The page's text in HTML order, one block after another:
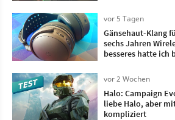
vorbei ist
vor 5 Tagen
Gänsehaut-Klang
sechs Jahren
besseres hatte ich
vor 2 Wochen
Halo: Campaign
liebe Halo, aber
kompliziert